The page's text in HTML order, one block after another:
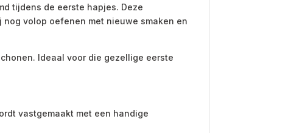
tijdens de eerste hapjes. Deze
volop oefenen met nieuwe smaken en
Ideaal voor die gezellige eerste
vastgemaakt met een handige